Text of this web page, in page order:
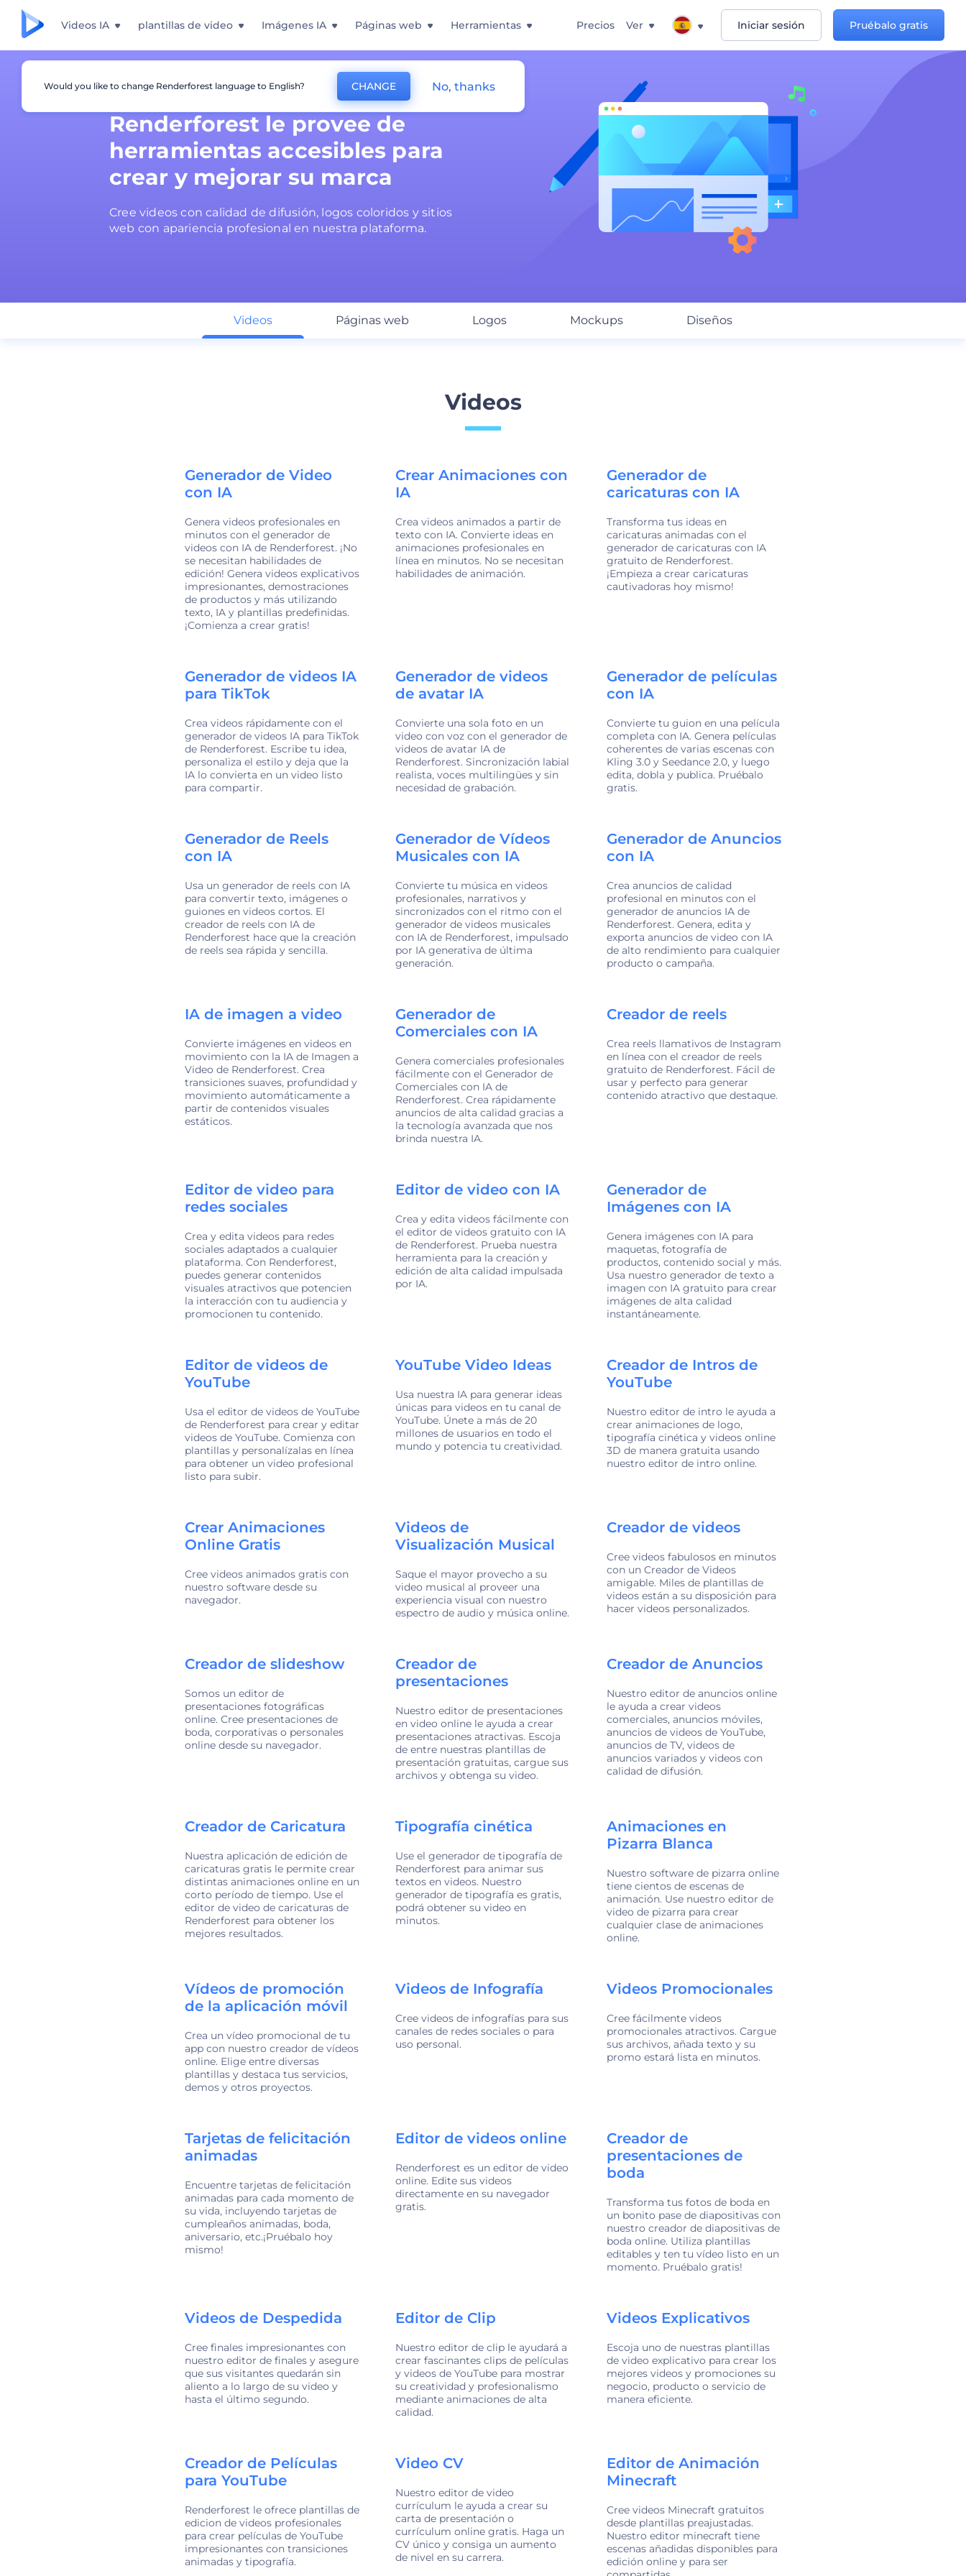
Videos IA plantillas de video Imágenes IA Páginas web Herramientas Precios Ver Iniciar sesión Pruébalo gratis
Renderforest le provee de
herramientas accesibles para
crear y mejorar su marca
Cree videos con calidad de difusión, logos coloridos y sitios
web con apariencia profesional en nuestra plataforma.
Videos Páginas web Logos Mockups Diseños
Videos
Generador de Video
con IA
Genera videos profesionales en
minutos con el generador de
videos con IA de Renderforest. ¡No
se necesitan habilidades de
edición! Genera videos explicativos
impresionantes, demostraciones
de productos y más utilizando
texto, IA y plantillas predefinidas.
¡Comienza a crear gratis!
Crear Animaciones con
IA
Crea videos animados a partir de
texto con IA. Convierte ideas en
animaciones profesionales en
línea en minutos. No se necesitan
habilidades de animación.
Generador de
caricaturas con IA
Transforma tus ideas en
caricaturas animadas con el
generador de caricaturas con IA
gratuito de Renderforest.
¡Empieza a crear caricaturas
cautivadoras hoy mismo!
Generador de videos IA
para TikTok
Crea videos rápidamente con el
generador de videos IA para TikTok
de Renderforest. Escribe tu idea,
personaliza el estilo y deja que la
IA lo convierta en un video listo
para compartir.
Generador de videos
de avatar IA
Convierte una sola foto en un
video con voz con el generador de
videos de avatar IA de
Renderforest. Sincronización labial
realista, voces multilingües y sin
necesidad de grabación.
Generador de películas
con IA
Convierte tu guion en una película
completa con IA. Genera películas
coherentes de varias escenas con
Kling 3.0 y Seedance 2.0, y luego
edita, dobla y publica. Pruébalo
gratis.
Generador de Reels
con IA
Usa un generador de reels con IA
para convertir texto, imágenes o
guiones en videos cortos. El
creador de reels con IA de
Renderforest hace que la creación
de reels sea rápida y sencilla.
Generador de Vídeos
Musicales con IA
Convierte tu música en videos
profesionales, narrativos y
sincronizados con el ritmo con el
generador de videos musicales
con IA de Renderforest, impulsado
por IA generativa de última
generación.
Generador de Anuncios
con IA
Crea anuncios de calidad
profesional en minutos con el
generador de anuncios IA de
Renderforest. Genera, edita y
exporta anuncios de video con IA
de alto rendimiento para cualquier
producto o campaña.
IA de imagen a video
Convierte imágenes en videos en
movimiento con la IA de Imagen a
Video de Renderforest. Crea
transiciones suaves, profundidad y
movimiento automáticamente a
partir de contenidos visuales
estáticos.
Generador de
Comerciales con IA
Genera comerciales profesionales
fácilmente con el Generador de
Comerciales con IA de
Renderforest. Crea rápidamente
anuncios de alta calidad gracias a
la tecnología avanzada que nos
brinda nuestra IA.
Creador de reels
Crea reels llamativos de Instagram
en línea con el creador de reels
gratuito de Renderforest. Fácil de
usar y perfecto para generar
contenido atractivo que destaque.
Editor de video para
redes sociales
Crea y edita videos para redes
sociales adaptados a cualquier
plataforma. Con Renderforest,
puedes generar contenidos
visuales atractivos que potencien
la interacción con tu audiencia y
promocionen tu contenido.
Editor de video con IA
Crea y edita videos fácilmente con
el editor de videos gratuito con IA
de Renderforest. Prueba nuestra
herramienta para la creación y
edición de alta calidad impulsada
por IA.
Generador de
Imágenes con IA
Genera imágenes con IA para
maquetas, fotografía de
productos, contenido social y más.
Usa nuestro generador de texto a
imagen con IA gratuito para crear
imágenes de alta calidad
instantáneamente.
Editor de videos de
YouTube
Usa el editor de videos de YouTube
de Renderforest para crear y editar
videos de YouTube. Comienza con
plantillas y personalízalas en línea
para obtener un video profesional
listo para subir.
YouTube Video Ideas
Usa nuestra IA para generar ideas
únicas para videos en tu canal de
YouTube. Únete a más de 20
millones de usuarios en todo el
mundo y potencia tu creatividad.
Creador de Intros de
YouTube
Nuestro editor de intro le ayuda a
crear animaciones de logo,
tipografía cinética y videos online
3D de manera gratuita usando
nuestro editor de intro online.
Crear Animaciones
Online Gratis
Cree videos animados gratis con
nuestro software desde su
navegador.
Videos de
Visualización Musical
Saque el mayor provecho a su
video musical al proveer una
experiencia visual con nuestro
espectro de audio y música online.
Creador de videos
Cree videos fabulosos en minutos
con un Creador de Videos
amigable. Miles de plantillas de
videos están a su disposición para
hacer videos personalizados.
Creador de slideshow
Somos un editor de
presentaciones fotográficas
online. Cree presentaciones de
boda, corporativas o personales
online desde su navegador.
Creador de
presentaciones
Nuestro editor de presentaciones
en video online le ayuda a crear
presentaciones atractivas. Escoja
de entre nuestras plantillas de
presentación gratuitas, cargue sus
archivos y obtenga su video.
Creador de Anuncios
Nuestro editor de anuncios online
le ayuda a crear videos
comerciales, anuncios móviles,
anuncios de videos de YouTube,
anuncios de TV, videos de
anuncios variados y videos con
calidad de difusión.
Creador de Caricatura
Nuestra aplicación de edición de
caricaturas gratis le permite crear
distintas animaciones online en un
corto período de tiempo. Use el
editor de video de caricaturas de
Renderforest para obtener los
mejores resultados.
Tipografía cinética
Use el generador de tipografía de
Renderforest para animar sus
textos en videos. Nuestro
generador de tipografía es gratis,
podrá obtener su video en
minutos.
Animaciones en
Pizarra Blanca
Nuestro software de pizarra online
tiene cientos de escenas de
animación. Use nuestro editor de
video de pizarra para crear
cualquier clase de animaciones
online.
Vídeos de promoción
de la aplicación móvil
Crea un vídeo promocional de tu
app con nuestro creador de vídeos
online. Elige entre diversas
plantillas y destaca tus servicios,
demos y otros proyectos.
Videos de Infografía
Cree videos de infografías para sus
canales de redes sociales o para
uso personal.
Videos Promocionales
Cree fácilmente videos
promocionales atractivos. Cargue
sus archivos, añada texto y su
promo estará lista en minutos.
Tarjetas de felicitación
animadas
Encuentre tarjetas de felicitación
animadas para cada momento de
su vida, incluyendo tarjetas de
cumpleaños animadas, boda,
aniversario, etc.¡Pruébalo hoy
mismo!
Editor de videos online
Renderforest es un editor de video
online. Edite sus videos
directamente en su navegador
gratis.
Creador de
presentaciones de
boda
Transforma tus fotos de boda en
un bonito pase de diapositivas con
nuestro creador de diapositivas de
boda online. Utiliza plantillas
editables y ten tu vídeo listo en un
momento. Pruébalo gratis!
Videos de Despedida
Cree finales impresionantes con
nuestro editor de finales y asegure
que sus visitantes quedarán sin
aliento a lo largo de su video y
hasta el último segundo.
Editor de Clip
Nuestro editor de clip le ayudará a
crear fascinantes clips de películas
y videos de YouTube para mostrar
su creatividad y profesionalismo
mediante animaciones de alta
calidad.
Videos Explicativos
Escoja uno de nuestras plantillas
de video explicativo para crear los
mejores videos y promociones su
negocio, producto o servicio de
manera eficiente.
Creador de Películas
para YouTube
Renderforest le ofrece plantillas de
edicion de videos profesionales
para crear películas de YouTube
impresionantes con transiciones
animadas y tipografía.
Video CV
Nuestro editor de video
currículum le ayuda a crear su
carta de presentación o
currículum online gratis. Haga un
CV único y consiga un aumento
de nivel en su carrera.
Editor de Animación
Minecraft
Cree videos Minecraft gratuitos
desde plantillas preajustadas.
Nuestro editor minecraft tiene
escenas añadidas disponibles para
edición online y para ser
Would you like to change Renderforest language to English? CHANGE No, thanks